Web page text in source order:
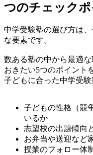
つのチェックポ
中学受験塾の選び方は
な要素です。
数ある塾の中から最適
おきたい5つのポイント
子どもに合った中学受
子どもの性格（競
いるか
志望校の出題傾向
お弁当や送迎など
授業のフォロー体